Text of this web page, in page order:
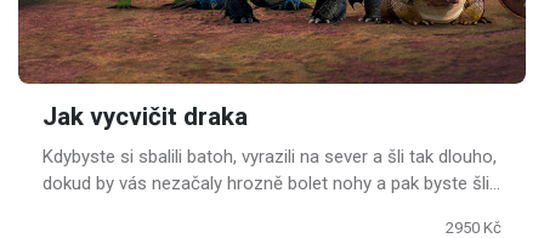
Jak vycvičit draka
Kdybyste si sbalili batoh, vyrazili na sever a šli tak dlouho,
dokud by vás nezačaly hrozně bolet nohy a pak byste šli
2950 Kč